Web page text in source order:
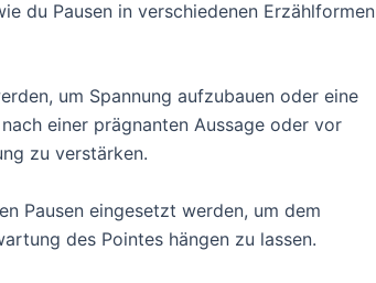
du Pausen in verschiedenen Erzählformen
um Spannung aufzubauen oder eine
einer prägnanten Aussage oder vor
zu verstärken.
Pausen eingesetzt werden, um dem
des Pointes hängen zu lassen.